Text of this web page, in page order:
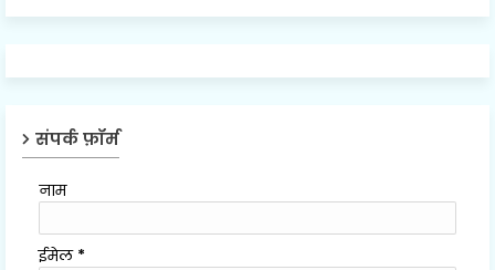
संपर्क फ़ॉर्म
नाम
ईमेल *